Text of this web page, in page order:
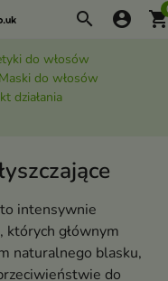
search account_circle
do włosów
Maski do włosów
działania
to intensywnie
których głównym
naturalnego blasku,
do